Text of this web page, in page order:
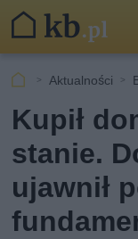
Aktualności
Kupił
stanie.
ujawnił